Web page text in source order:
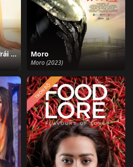
Nếm Thử (Hương vị Trái cấm) Moro
Moro (2023)
TRỌN BỘ